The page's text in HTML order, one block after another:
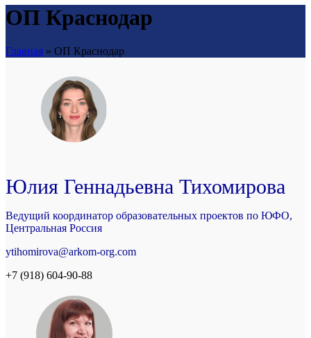
ОП Краснодар
Главная » ОП Краснодар
Юлия Геннадьевна Тихомирова
Ведущий координатор образовательных проектов по ЮФО,
Центральная Россия
ytihomirova@arkom-org.com
+7 (918) 604-90-88